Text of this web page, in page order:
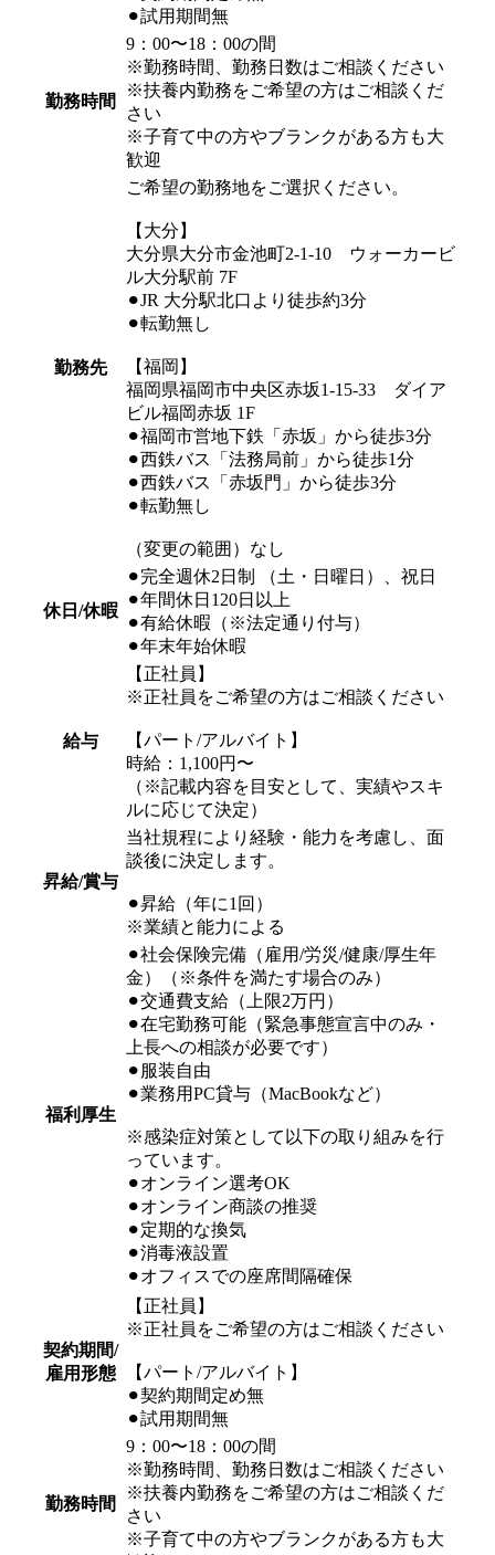
⚫︎試用期間無
勤務時間
9：00〜18：00の間
※勤務時間、勤務日数はご相談ください
※扶養内勤務をご希望の方はご相談くだ
さい
※子育て中の方やブランクがある方も大
歓迎
勤務先
ご希望の勤務地をご選択ください。
【大分】
大分県大分市金池町2-1-10 ウォーカービ
ル大分駅前 7F
⚫︎JR 大分駅北口より徒歩約3分
⚫︎転勤無し
【福岡】
福岡県福岡市中央区赤坂1-15-33 ダイア
ビル福岡赤坂 1F
⚫︎福岡市営地下鉄「赤坂」から徒歩3分
⚫︎西鉄バス「法務局前」から徒歩1分
⚫︎西鉄バス「赤坂門」から徒歩3分
⚫︎転勤無し
（変更の範囲）なし
休日/休暇
⚫︎完全週休2日制 （土・日曜日）、祝日
⚫︎年間休日120日以上
⚫︎有給休暇（※法定通り付与）
⚫︎年末年始休暇
給与
【正社員】
※正社員をご希望の方はご相談ください
【パート/アルバイト】
時給：1,100円〜
（※記載内容を目安として、実績やスキ
ルに応じて決定）
昇給/賞与
当社規程により経験・能力を考慮し、面
談後に決定します。
⚫︎昇給（年に1回）
※業績と能力による
福利厚生
⚫︎社会保険完備（雇用/労災/健康/厚生年
金）（※条件を満たす場合のみ）
⚫︎交通費支給（上限2万円）
⚫︎在宅勤務可能（緊急事態宣言中のみ・
上長への相談が必要です）
⚫︎服装自由
⚫︎業務用PC貸与（MacBookなど）
※感染症対策として以下の取り組みを行
っています。
⚫︎オンライン選考OK
⚫︎オンライン商談の推奨
⚫︎定期的な換気
⚫︎消毒液設置
⚫︎オフィスでの座席間隔確保
契約期間/
雇用形態
【正社員】
※正社員をご希望の方はご相談ください
【パート/アルバイト】
⚫︎契約期間定め無
⚫︎試用期間無
勤務時間
9：00〜18：00の間
※勤務時間、勤務日数はご相談ください
※扶養内勤務をご希望の方はご相談くだ
さい
※子育て中の方やブランクがある方も大